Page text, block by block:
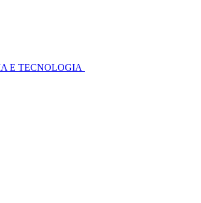
E TECNOLOGIA